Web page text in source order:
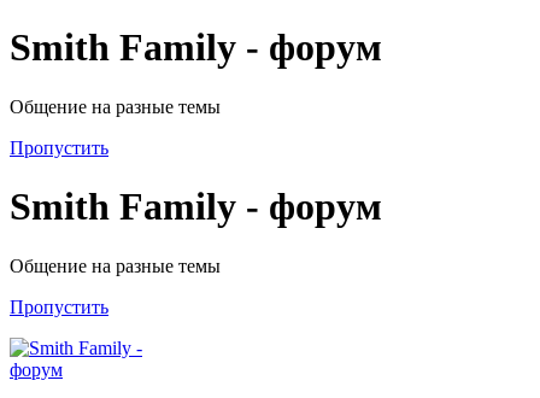
Smith Family - форум
Общение на разные темы
Пропустить
Smith Family - форум
Общение на разные темы
Пропустить